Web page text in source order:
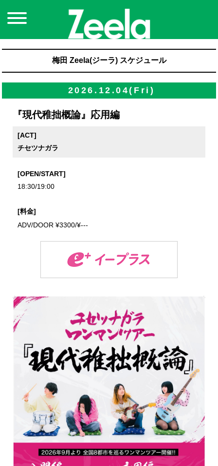
梅田 Zeela(ジーラ) スケジュール
2026.12.04(Fri)
『現代稚拙概論』応用編
[ACT]
チセツナガラ
[OPEN/START]
18:30/19:00
[料金]
ADV/DOOR ¥3300/¥---